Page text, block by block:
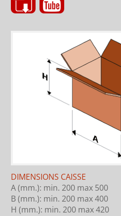
DIMENSIONS CAISSE
A (mm.): min. 200 max 500
B (mm.): min. 200 max 400
H (mm.): min. 200 max 420